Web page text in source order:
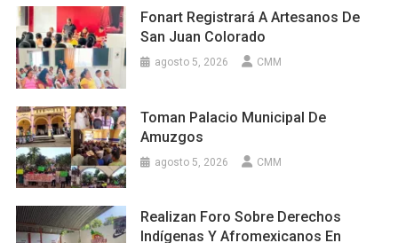
Fonart Registrará A Artesanos De
San Juan Colorado
agosto 5, 2026 CMM
Toman Palacio Municipal De
Amuzgos
agosto 5, 2026 CMM
Realizan Foro Sobre Derechos
Indígenas Y Afromexicanos En